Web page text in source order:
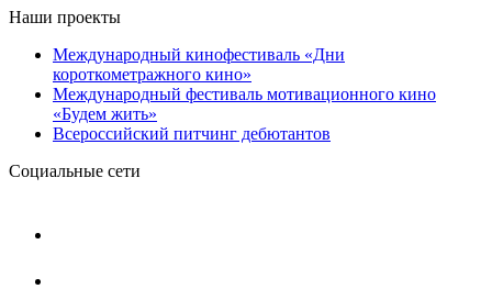
Наши проекты
Международный кинофестиваль «Дни
короткометражного кино»
Международный фестиваль мотивационного кино
«Будем жить»
Всероссийский питчинг дебютантов
Социальные сети